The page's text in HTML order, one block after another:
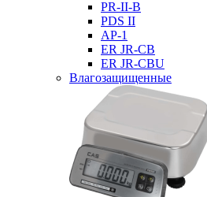
PR-II-B
PDS II
AP-1
ER JR-CB
ER JR-CBU
Влагозащищенные